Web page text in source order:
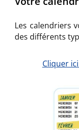
Les calendriers
des différents
Cliquer